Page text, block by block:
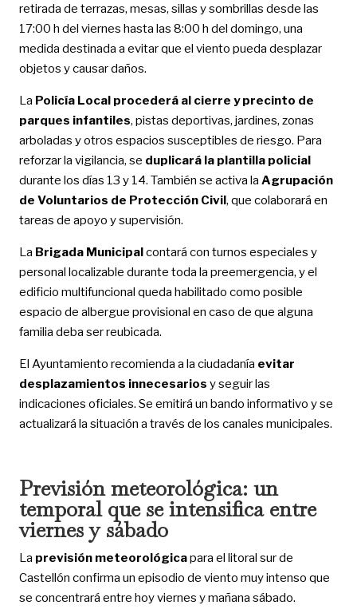
retirada de terrazas, mesas, sillas y sombrillas desde las
17:00 h del viernes hasta las 8:00 h del domingo, una
medida destinada a evitar que el viento pueda desplazar
objetos y causar daños.
La Policía Local procederá al cierre y precinto de
parques infantiles, pistas deportivas, jardines, zonas
arboladas y otros espacios susceptibles de riesgo. Para
reforzar la vigilancia, se duplicará la plantilla policial
durante los días 13 y 14. También se activa la Agrupación
de Voluntarios de Protección Civil, que colaborará en
tareas de apoyo y supervisión.
La Brigada Municipalcontará con turnos especiales y
personal localizable durante toda la preemergencia, y el
edificio multifuncional queda habilitado como posible
espacio de albergue provisional en caso de que alguna
familia deba ser reubicada.
El Ayuntamiento recomienda a la ciudadanía evitar
desplazamientos innecesarios y seguir las
indicaciones oficiales. Se emitirá un bando informativo y se
actualizará la situación a través de los canales municipales.
Previsión meteorológica: un
temporal que se intensifica entre
viernes y sábado
La previsión meteorológicapara el litoral sur de
Castellón confirma un episodio de viento muy intenso que
se concentrará entre hoy viernes y mañana sábado.